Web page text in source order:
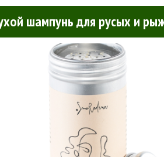
шампунь для русых и